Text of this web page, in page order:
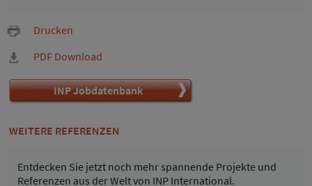
Drucken
PDF Download
INP Jobdatenbank
WEITERE REFERENZEN
Entdecken Sie jetzt noch mehr spannende Projekte und
Referenzen aus der Welt von INP International.